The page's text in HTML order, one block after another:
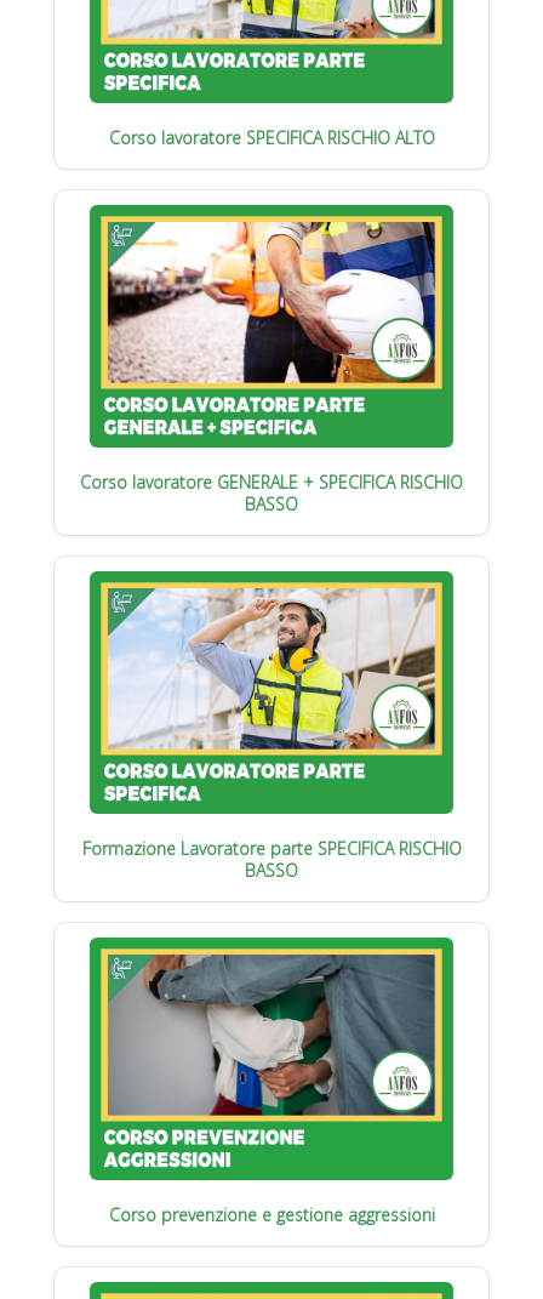
Corso lavoratore SPECIFICA RISCHIO ALTO
Corso lavoratore GENERALE + SPECIFICA RISCHIO
BASSO
Formazione Lavoratore parte SPECIFICA RISCHIO
BASSO
Corso prevenzione e gestione aggressioni